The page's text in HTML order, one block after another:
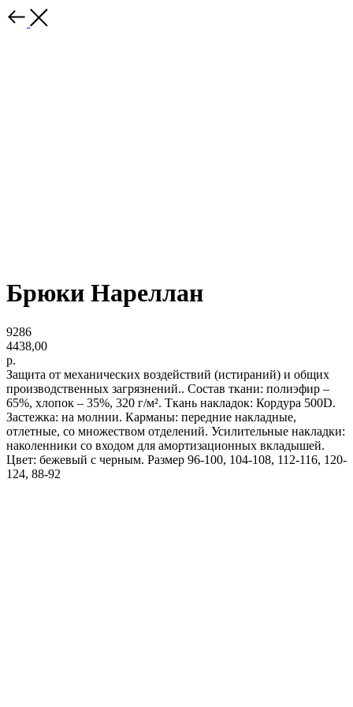
Брюки Нареллан
9286
4438,00
р.
Защита от механических воздействий (истираний) и общих
производственных загрязнений.. Состав ткани: полиэфир –
65%, хлопок – 35%, 320 г/м². Ткань накладок: Кордура 500D.
Застежка: на молнии. Карманы: передние накладные,
отлетные, со множеством отделений. Усилительные накладки:
наколенники со входом для амортизационных вкладышей.
Цвет: бежевый с черным. Размер 96-100, 104-108, 112-116, 120-
124, 88-92